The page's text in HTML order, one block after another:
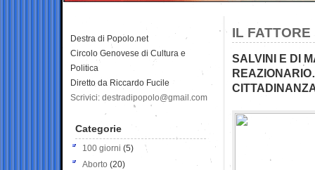
IL FATTORE
SALVINI E DI
Destra di Popolo.net
Circolo Genovese di Cultura e
Politica
Diretto da Riccardo Fucile
Scrivici: destradipopolo@gmail.com
Categorie
100 giorni (5)
Aborto (20)